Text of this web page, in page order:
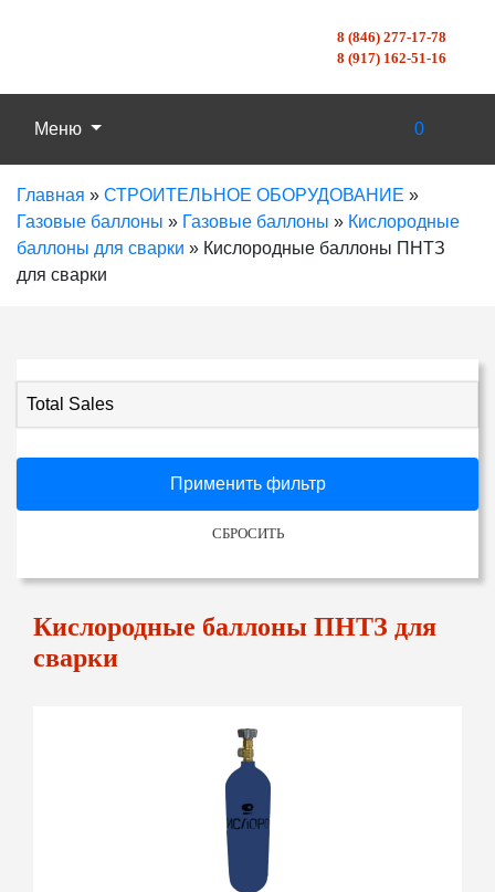
8 (846) 277-17-78
8 (917) 162-51-16
Меню 0
Главная » СТРОИТЕЛЬНОЕ ОБОРУДОВАНИЕ »
Газовые баллоны » Газовые баллоны » Кислородные
баллоны для сварки » Кислородные баллоны ПНТЗ
для сварки
Total Sales
Применить фильтр
СБРОСИТЬ
Кислородные баллоны ПНТЗ для
сварки